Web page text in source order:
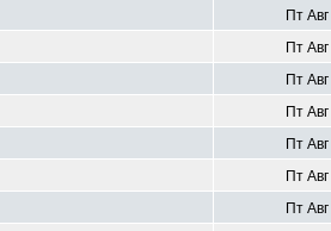
Пт
Пт
Пт
Пт
Пт
Пт
Пт